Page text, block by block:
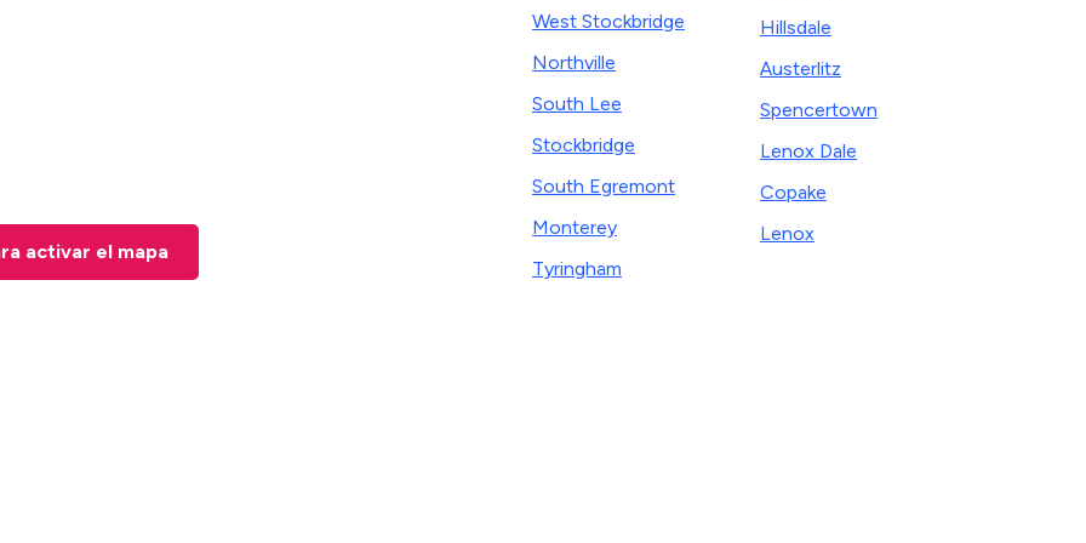
activar el mapa
West Stockbridge
Northville
South Lee
Stockbridge
South Egremont
Monterey
Tyringham
Hillsdale
Austerlitz
Spencertown
Lenox Dale
Copake
Lenox